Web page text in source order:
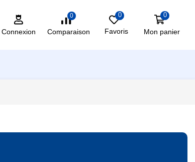
Connexion
0
Comparaison
0
Favoris
0
Mon panier